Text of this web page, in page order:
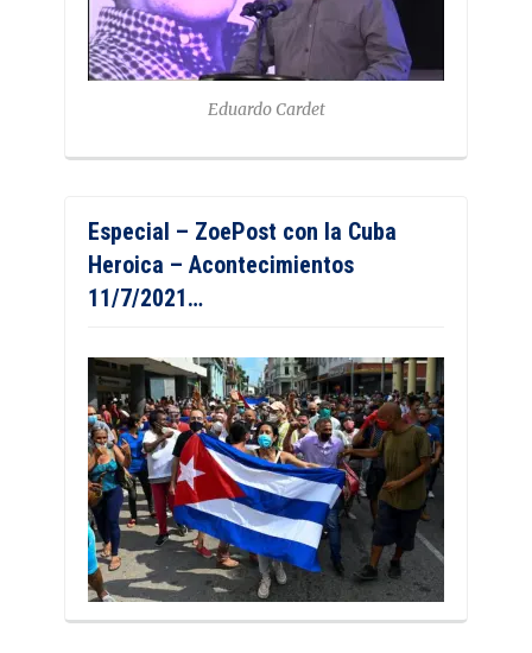
Eduardo Cardet
Especial – ZoePost con la Cuba
Heroica – Acontecimientos
11/7/2021…